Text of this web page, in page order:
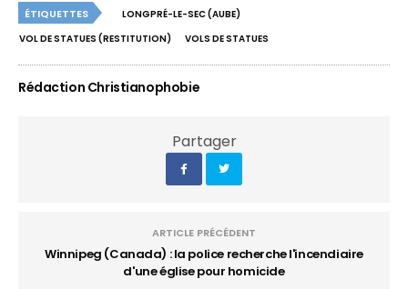
ÉTIQUETTES
LONGPRÉ-LE-SEC (AUBE)
VOL DE STATUES (RESTITUTION)
VOLS DE STATUES
Rédaction Christianophobie
Partager
ARTICLE PRÉCÉDENT
Winnipeg (Canada) : la police recherche l'incendiaire
d'une église pour homicide